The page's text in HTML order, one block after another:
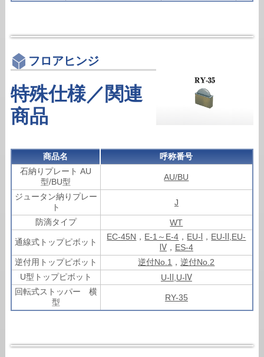
フロアヒンジ
特殊仕様／関連
商品
商品名
呼称番号
石納りプレート AU
型/BU型
AU/BU
ジュータン納りプレー
ト
J
防滴タイプ WT
通線式トップピボット
EC-45N ， E-1～E-4 ， EU-Ⅰ ， EU-Ⅱ,EU-
Ⅳ， ES-4
逆付用トップピボット
逆付No.1 ，逆付No.2
U型トップピボット
U-Ⅱ
U-Ⅳ
回転式ストッパー 横
型
RY-35